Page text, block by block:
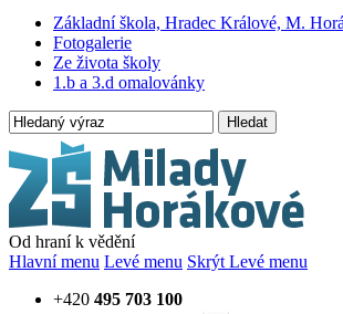
Základní škola, Hradec Králové, M.
Fotogalerie
Ze života školy
1.b a 3.d omalovánky
Hledat
Od hraní k vědění
Hlavní menu Levé menu Skrýt Levé menu
+420 495 703 100